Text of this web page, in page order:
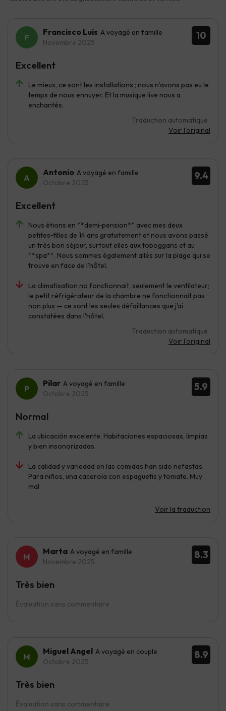
10
Francisco Luis A voyagé en famille
Novembre 2025
Le mieux, ce sont les installations ; nous n’avons pas eu le
temps de nous ennuyer. Et la musique live nous a
enchantés.
Traduction automatique
Voir l'original
Excellent
9.4
Antonio A voyagé en famille
Octobre 2025
Nous étions en **demi‑pension** avec mes deux
petites‑filles de 14 ans gratuitement et nous avons passé
un très bon séjour, surtout elles aux toboggans et au
**spa**. Nous sommes également allés sur la plage qui se
trouve en face de l’hôtel.
La climatisation no fonctionnait, seulement le ventilateur;
le petit réfrigérateur de la chambre ne fonctionnait pas
non plus — ce sont les seules défaillances que j'ai
constatées dans l'hôtel.
Traduction automatique
Voir l'original
Excellent
5.9
Pilar A voyagé en famille
Octobre 2025
La ubicación excelente. Habitaciones espaciosas, limpias
y bien insonorizadas.
La calidad y variedad en las comidas han sido nefastas.
Para niños, una cacerola con espaguetis y tomate. Muy
mal
Voir la traduction
Normal
8.3
Marta A voyagé en famille
Novembre 2025
Évaluation sans commentaire
Très bien
8.9
Miguel Angel A voyagé en couple
Octobre 2025
Évaluation sans commentaire
Très bien